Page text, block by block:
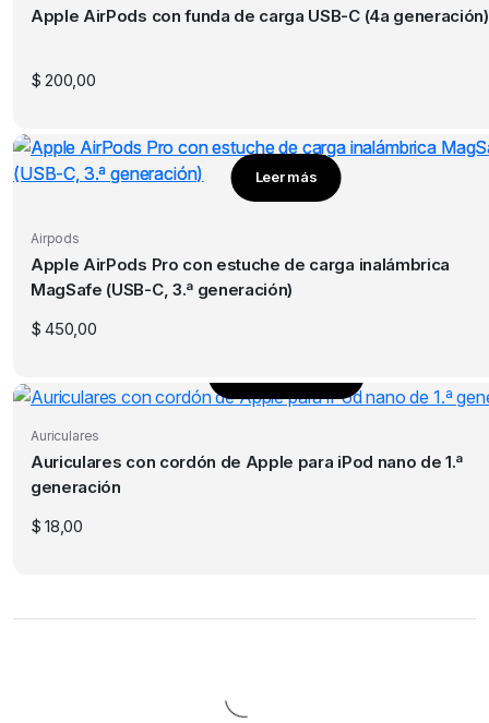
Apple AirPods con funda de carga USB-C (4a generación)
$ 200,00
Leer más
Airpods
Apple AirPods Pro con estuche de carga inalámbrica
MagSafe (USB-C, 3.ª generación)
$ 450,00
Auriculares
Auriculares con cordón de Apple para iPod nano de 1.ª
generación
$ 18,00